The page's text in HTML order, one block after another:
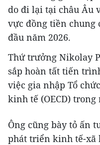
do đi lại tại châu Âu
vực đồng tiền chung
đầu năm 2026.
Thứ trưởng Nikolay
sắp hoàn tất tiến
việc gia nhập Tổ
kinh tế (OECD) trong
Ông cũng bày tỏ ấn
phát triển kinh tế-xã